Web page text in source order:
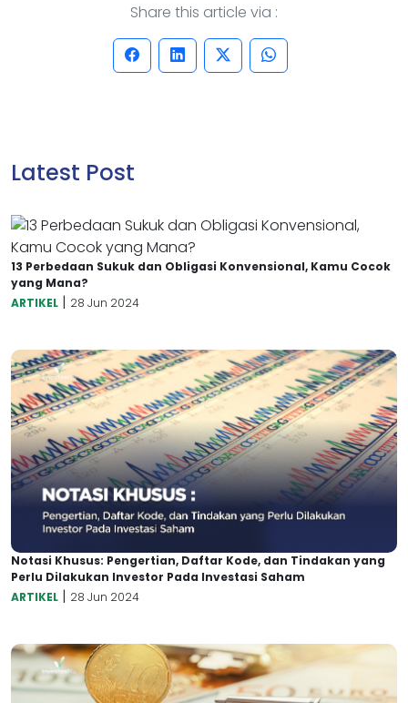
Share this article via :
Latest Post
13 Perbedaan Sukuk dan Obligasi Konvensional, Kamu Cocok
yang Mana?
ARTIKEL | 28 Jun 2024
Notasi Khusus: Pengertian, Daftar Kode, dan Tindakan yang
Perlu Dilakukan Investor Pada Investasi Saham
ARTIKEL | 28 Jun 2024